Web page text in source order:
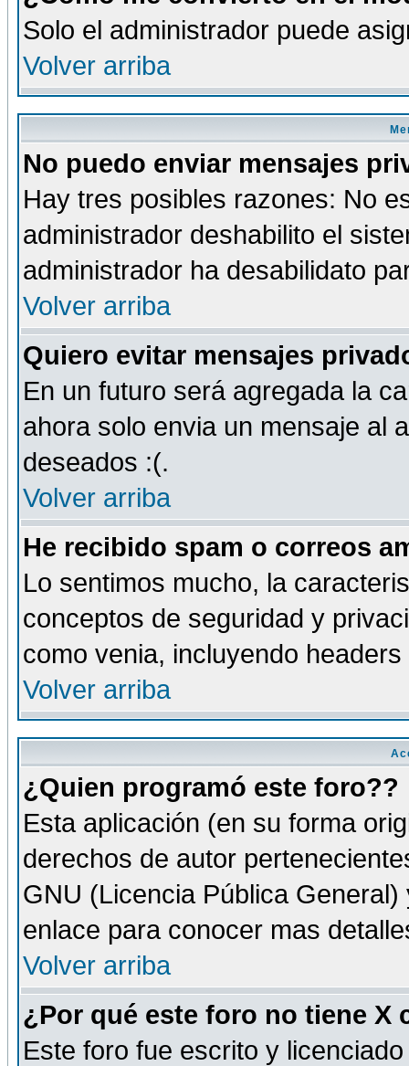
Solo el administrador puede
Volver arriba
No puedo enviar mensajes
Hay tres posibles razones: No
administrador deshabilito el
administrador ha desabilidato
Volver arriba
Quiero evitar mensajes
En un futuro será agregada la
ahora solo envia un mensaje al
deseados :(.
Volver arriba
He recibido spam o correos
Lo sentimos mucho, la
conceptos de seguridad y
como venia, incluyendo
Volver arriba
¿Quien programó este foro??
Esta aplicación (en su forma
derechos de autor
GNU (Licencia Pública
enlace para conocer mas
Volver arriba
¿Por qué este foro no tiene X
Este foro fue escrito y